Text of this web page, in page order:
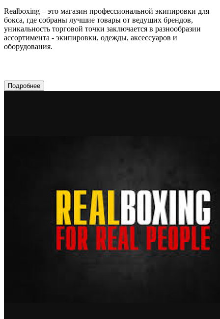
Realboxing – это магазин профессиональной экипировки для
бокса, где собраны лучшие товары от ведущих брендов,
уникальность торговой точки заключается в разнообразии
ассортимента - экипировки, одежды, аксессуаров и
оборудования.
Подробнее